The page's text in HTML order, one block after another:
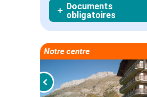
Documents
obligatoires
Notre centre